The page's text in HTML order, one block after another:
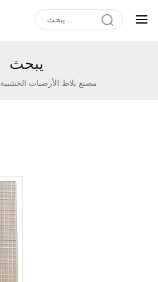
يبحث
مصنع بلاط الأرضيات الخشبية